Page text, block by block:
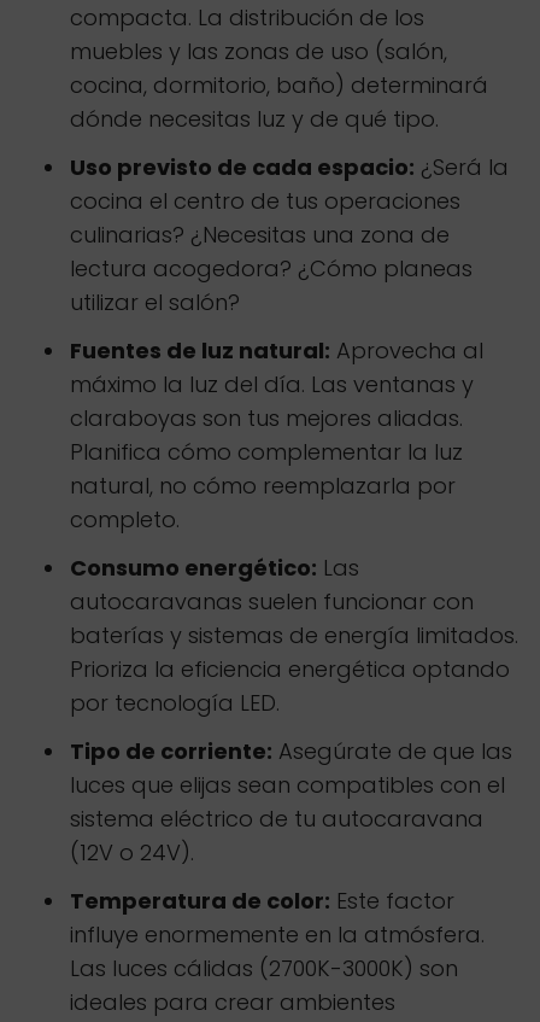
compacta. La distribución de los
muebles y las zonas de uso (salón,
cocina, dormitorio, baño) determinará
dónde necesitas luz y de qué tipo.
Uso previsto de cada espacio: ¿Será la
cocina el centro de tus operaciones
culinarias? ¿Necesitas una zona de
lectura acogedora? ¿Cómo planeas
utilizar el salón?
Fuentes de luz natural: Aprovecha al
máximo la luz del día. Las ventanas y
claraboyas son tus mejores aliadas.
Planifica cómo complementar la luz
natural, no cómo reemplazarla por
completo.
Consumo energético: Las
autocaravanas suelen funcionar con
baterías y sistemas de energía limitados.
Prioriza la eficiencia energética optando
por tecnología LED.
Tipo de corriente: Asegúrate de que las
luces que elijas sean compatibles con el
sistema eléctrico de tu autocaravana
(12V o 24V).
Temperatura de color: Este factor
influye enormemente en la atmósfera.
Las luces cálidas (2700K-3000K) son
ideales para crear ambientes